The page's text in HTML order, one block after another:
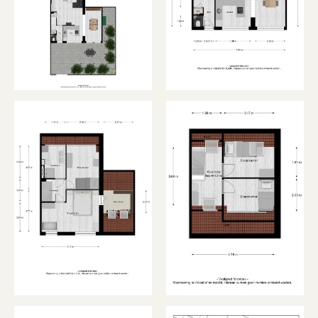
Nefit CV-ketel geplaatst. Daarnaast zijn er twee
lichte slaapkamers, ideaal in te richten als
kinder-, werk- of logeerkamer.
van deze woning: diep, zonnig en gelegen op
het zuidoosten. Er is volop ruimte om te relaxen,
te tuinieren of met familie en vrienden te
genieten van lange zomeravonden. Achter in de
tuin vind je een praktische berging en een
achterom, handig voor de fietsen of tuinspullen.
– Vier slaapkamers;